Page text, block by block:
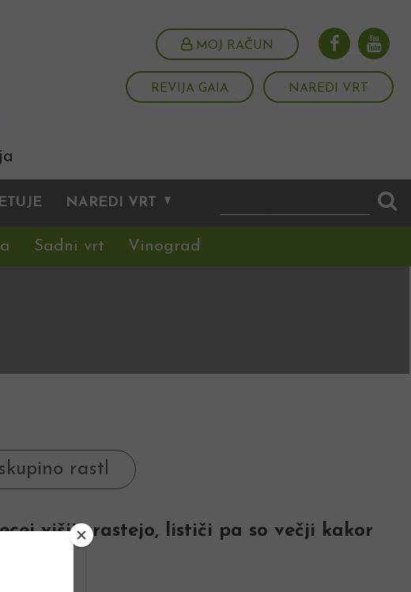
MOJ RAČUN
REVIJA GAIA NAREDI VRT
NAREDI VRT
Sadni vrt Vinograd
višji zrastejo, lističi pa so večji kakor